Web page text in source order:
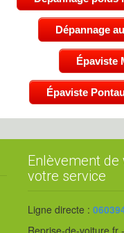
Dépannage
Épaviste
Épaviste
Enlèvement de
votre service
Ligne directe :
Reprise-de-voiture.fr